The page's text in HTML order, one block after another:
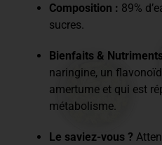
Composition : 89%
sucres.
Bienfaits &
naringine, un
amertume et qui est
métabolisme.
Le saviez-vous ?